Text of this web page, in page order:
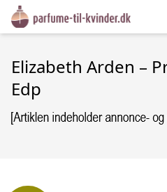
Elizabeth Arden –
Edp